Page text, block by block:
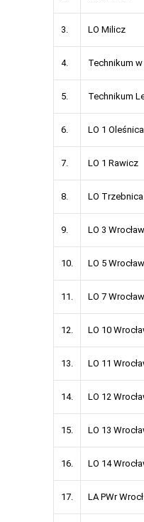
3. LO Milicz
4. Technikum
5. Technikum
6. LO 1 Oleśnica
7. LO 1 Rawicz
8. LO Trzebnica
9. LO 3 Wrocław
10. LO 5 Wrocław
11. LO 7 Wrocław
12. LO 10
13. LO 11
14. LO 12
15. LO 13
16. LO 14
17. LA PWr